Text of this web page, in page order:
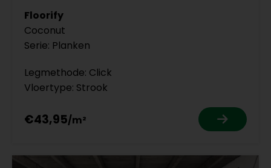
Floorify
Coconut
Serie: Planken
Legmethode: Click
Vloertype: Strook
€43,95